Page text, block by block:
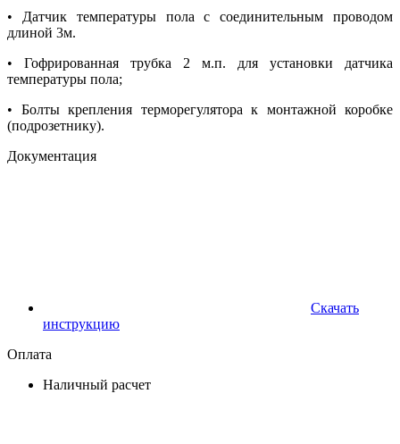
• Датчик температуры пола с соединительным проводом
длиной 3м.
• Гофрированная трубка 2 м.п. для установки датчика
температуры пола;
• Болты крепления терморегулятора к монтажной коробке
(подрозетнику).
Документация
Скачать
инструкцию
Оплата
Наличный расчет